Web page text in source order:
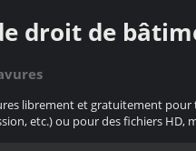
droit de
librement et gratuitement
etc.) ou pour des fichiers HD,